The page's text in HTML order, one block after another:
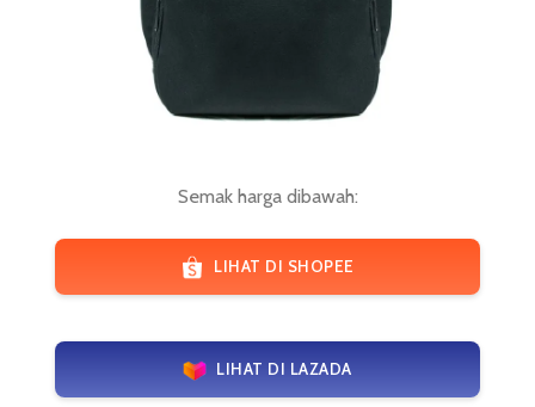
Semak harga dibawah:
LIHAT DI SHOPEE
LIHAT DI LAZADA